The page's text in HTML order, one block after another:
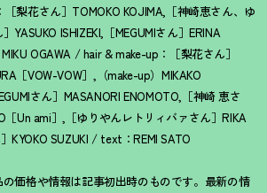
梨花さん］TOMOKO KOJIMA,［神崎恵さん、ゆ
YASUKO ISHIZEKI,［MEGUMIさん］ERINA
OGAWA / hair & make-up：［梨花さん］
［VOW-VOW］,（make-up）MIKAKO
さん］MASANORI ENOMOTO,［神崎 恵さ
［Un ami］,［ゆりやんレトリィバァさん］RIKA
KYOKO SUZUKI / text：REMI SATO
価格や情報は記事初出時のものです。最新の情